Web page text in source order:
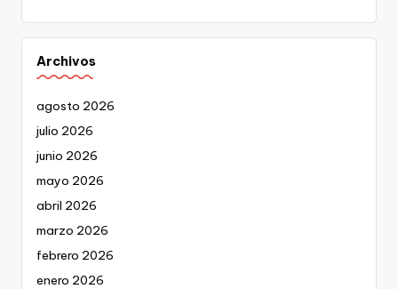
Archivos
agosto 2026
julio 2026
junio 2026
mayo 2026
abril 2026
marzo 2026
febrero 2026
enero 2026